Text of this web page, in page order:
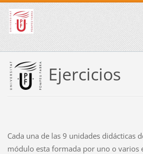
Ejercicios
Cada una de las 9 unidades didácticas
módulo esta formada por uno o varios